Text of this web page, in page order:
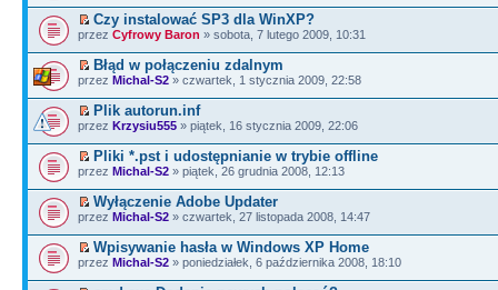
Czy instalować SP3 dla WinXP?
przez Cyfrowy Baron » sobota, 7 lutego 2009, 10:31
Błąd w połączeniu zdalnym
przez Michal-S2 » czwartek, 1 stycznia 2009, 22:58
Plik autorun.inf
przez Krzysiu555 » piątek, 16 stycznia 2009, 22:06
Pliki *.pst i udostępnianie w trybie offline
przez Michal-S2 » piątek, 26 grudnia 2008, 12:13
Wyłączenie Adobe Updater
przez Michal-S2 » czwartek, 27 listopada 2008, 14:47
Wpisywanie hasła w Windows XP Home
przez Michal-S2 » poniedziałek, 6 października 2008, 18:10